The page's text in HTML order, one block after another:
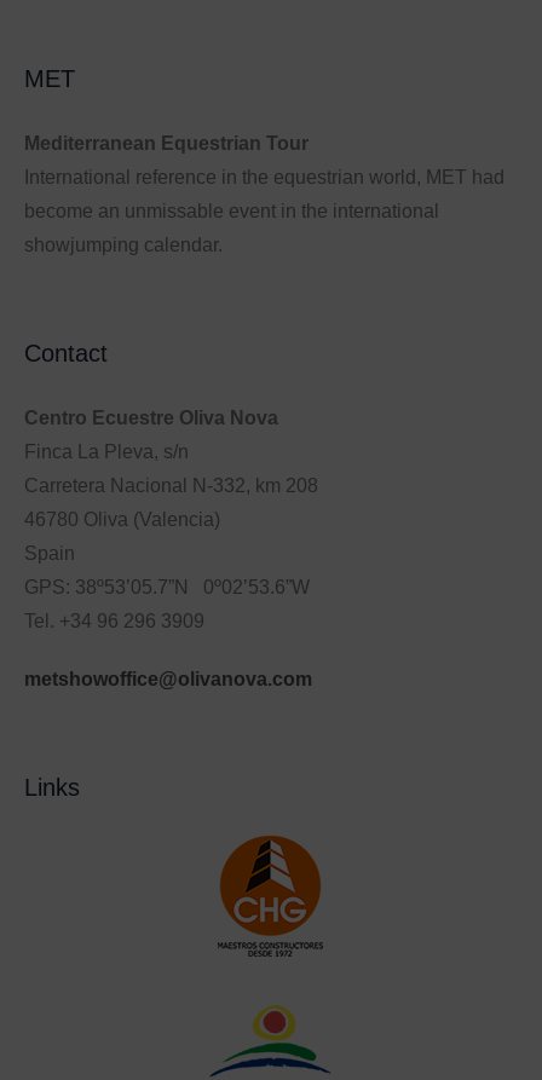
MET
Mediterranean Equestrian Tour
International reference in the equestrian world, MET had
become an unmissable event in the international
showjumping calendar.
Contact
Centro Ecuestre Oliva Nova
Finca La Pleva, s/n
Carretera Nacional N-332, km 208
46780 Oliva (Valencia)
Spain
GPS: 38º53’05.7”N 0º02’53.6”W
Tel. +34 96 296 3909
metshowoffice@olivanova.com
Links